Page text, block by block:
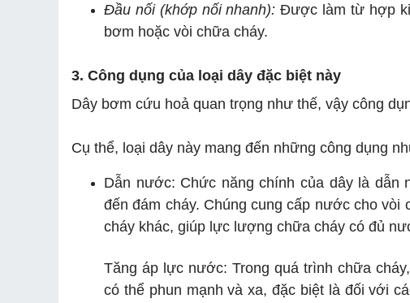
Đầu nối (khớp nối nhanh): Được làm từ hợp
bơm hoặc vòi chữa cháy.
3. Công dụng của loại dây đặc biệt này
Dây bơm cứu hoả quan trọng như thế, vậy công
Cụ thể, loại dây này mang đến những công dụng
Dẫn nước: Chức năng chính của dây là
đến đám cháy. Chúng cung cấp nước cho
cháy khác, giúp lực lượng chữa cháy có đủ
Tăng áp lực nước: Trong quá trình chữa
có thể phun mạnh và xa, đặc biệt là đối với